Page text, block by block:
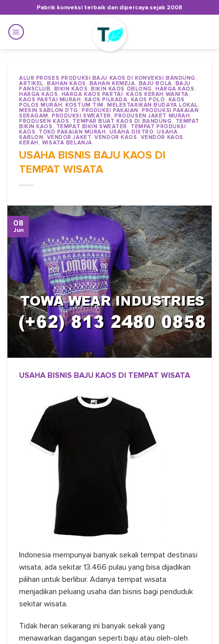
to
content
Pabrik konveksi terbaik dan dipercaya sejak 2008
ALUR PROSES PRODUKSI BAJU KAOS DI KONVEKSI BANDUNG,
ARTIKEL,BAHAN KAOS, BAHAN KEMEJA, BAJU BOLA, BAJU
FANSCLUB, BIKIN KAOS,BIKIN KAOS OBLONG, HARGA KAOS,
HARGA KAOS, HARGA KAOS PARTAI,KAOS KERAH WANITA,
KAOS PARTAI MURAH, KAOS PILKADA, KAOS POLO, KAOS
POLOS MURAH,KOSTUM TIM,MELESTARIKAN BUDAYA LOKAL,
MESIN SABLON DTG,PRODUKSI PAKAIAN,PRODUKSI PAKAIAN
SERAGAM,PRODUKSI SWEATER,PRODUSEN JAKET MURAH,
PRODUSEN KAOS, TEMPAR BUAT KAOS DI BANDUNG, TEMPAT
BIKIN KAOS, TEMPAT BIKIN SWEATER, TEMPAT PRODUKSI
KAOS, TOKO PAKAIAN MURAH, USAHA DISTRO,USAHA
SABLON, VENDOR JAKET,VENDOR KAOS, VENDOR KAOS
KERAH, WISATA BELANJA
USAHA BISNIS BAJU KAOS DI
TEMPAT WISATA
08
Jun
USAHA BISNIS BAJU KAOS DI TEMPAT WISATA
Indonesia mempunyai banyak sekali tempat destinasi
wisata, ada sekitar 13.466 pulau yang bisa dijadikan
pilihan untuk berlibur. Adanya tempat wisata
menjadikan peluang usaha dan bisnis bagi penduduk
sekitar wisata.
Tidak heran sekarang ini banyak sekali yang
menawarkan dagangan seperti baju atau oleh-oleh